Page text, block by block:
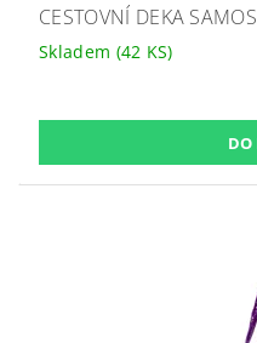
CESTOVNÍ DEKA SAMOS
Skladem (42 KS)